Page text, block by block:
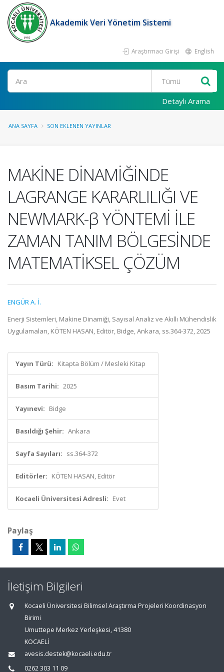
Akademik Veri Yönetim Sistemi
Araştırmacı Girişi English
Ara
Detaylı Arama
ANA SAYFA SON EKLENEN YAYINLAR
MAKİNE DİNAMİĞİNDE
LAGRANGE KARARLILIĞI VE
NEWMARK-β YÖNTEMİ İLE
ZAMAN TANIM BÖLGESİNDE
MATEMATİKSEL ÇÖZÜM
ENGÜR A. İ.
Enerji Sistemleri, Makine Dinamiği, Sayısal Analiz ve Akıllı Mühendislik
Uygulamaları, KÖTEN HASAN, Editör, Bidge, Ankara, ss.364-372, 2025
Yayın Türü: Kitapta Bölüm / Mesleki Kitap
Basım Tarihi: 2025
Yayınevi: Bidge
Basıldığı Şehir: Ankara
Sayfa Sayıları: ss.364-372
Editörler: KÖTEN HASAN, Editör
Kocaeli Üniversitesi Adresli: Evet
Paylaş
İletişim Bilgileri
Kocaeli Üniversitesi Bilimsel Araştırma Projeleri Koordinasyon
Birimi
Umuttepe Merkez Yerleşkesi, 41380
KOCAELİ
avesis.destek@kocaeli.edu.tr
0262 303 11 09